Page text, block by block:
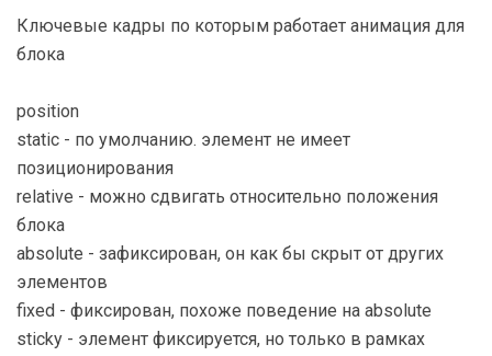
Ключевые кадры по которым работает анимация для
блока
position
static - по умолчанию. элемент не имеет
позиционирования
relative - можно сдвигать относительно положения
блока
absolute - зафиксирован, он как бы скрыт от других
элементов
fixed - фиксирован, похоже поведение на absolute
sticky - элемент фиксируется, но только в рамках